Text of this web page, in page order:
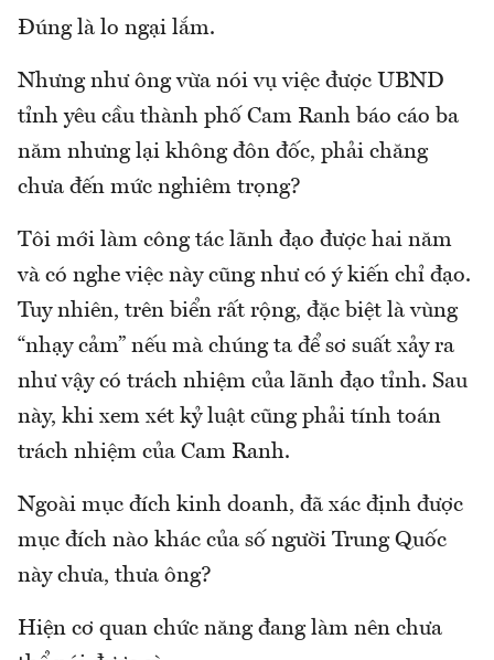
Đúng là lo ngại lắm.
Nhưng như ông vừa nói vụ việc được UBND
tỉnh yêu cầu thành phố Cam Ranh báo cáo ba
năm nhưng lại không đôn đốc, phải chăng
chưa đến mức nghiêm trọng?
Tôi mới làm công tác lãnh đạo được hai năm
và có nghe việc này cũng như có ý kiến chỉ đạo.
Tuy nhiên, trên biển rất rộng, đặc biệt là vùng
“nhạy cảm” nếu mà chúng ta để sơ suất xảy ra
như vậy có trách nhiệm của lãnh đạo tỉnh. Sau
này, khi xem xét kỷ luật cũng phải tính toán
trách nhiệm của Cam Ranh.
Ngoài mục đích kinh doanh, đã xác định được
mục đích nào khác của số người Trung Quốc
này chưa, thưa ông?
Hiện cơ quan chức năng đang làm nên chưa